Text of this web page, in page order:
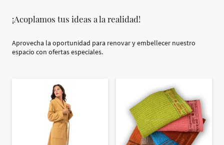
¡Acoplamos tus ideas a la realidad!
Aprovecha la oportunidad para renovar y embellecer nuestro
espacio con ofertas especiales.